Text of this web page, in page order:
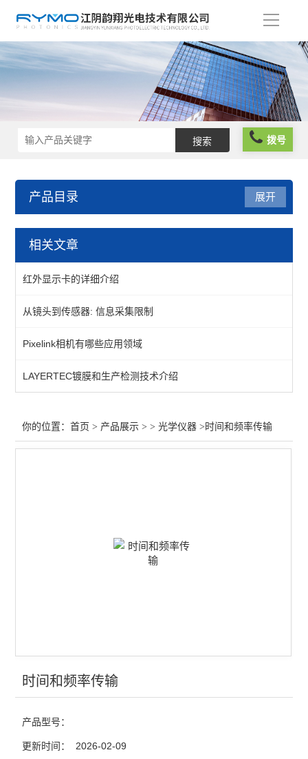
导
拨号
产品目录
光学仪器
激光校准
其他仪器配件
红外观察仪
激光能量计
展开
相关文章
红外显示卡的详细介绍
从镜头到传感器: 信息采集限制
Pixelink相机有哪些应用领域
LAYERTEC镀膜和生产检测技术介绍
你的位置：首页 > 产品展示 > >光学仪器 >时间和频率传输
时间和频率传输
产品型号：
更新时间： 2026-02-09